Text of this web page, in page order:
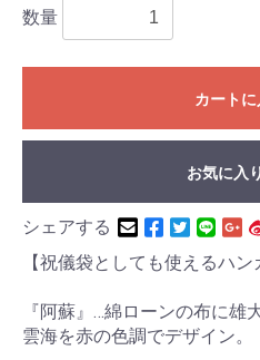
数量
カート
お気に入
シェアする
【祝儀袋としても使えるハン
『阿蘇』…綿ローンの布に雄
雲海を赤の色調でデザイン。